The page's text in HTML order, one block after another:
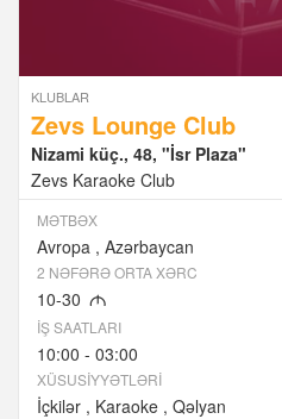
KLUBLAR
Zevs Lounge Club
Nizami küç., 48, "İsr Plaza"
Zevs Karaoke Club
MƏTBƏX
Avropa Azərbaycan
2 NƏFƏRƏ ORTA XƏRC
10-30 M
İŞ SAATLARI
10:00 - 03:00
XÜSUSIYYƏTLƏRI
İçkilər Karaoke Qəlyan